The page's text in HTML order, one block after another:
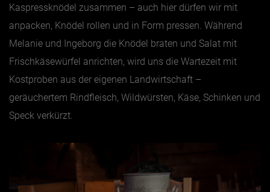
Kaspressknödel zusammen – auch hier dürfen wir mit
anpacken, Knödel rollen und in Form pressen. Während
Melanie und Ingeborg die Knödel braten und Salat mit
Frischkäsewürfel anrichten, wird uns die Wartezeit mit
Kostproben aus der eigenen Landwirtschaft –
geräuchertem Rindfleisch, Wildwürsten, Käse, Schinken und
Speck verkürzt.